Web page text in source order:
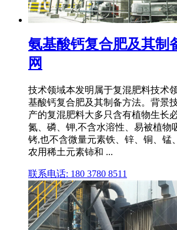
氨基酸钙复合肥及其制
网
技术领域本发明属于复混肥料技术
基酸钙复合肥及其制备方法。背景
产的复混肥料大多只含有植物生长
氮、磷、钾,不含水溶性、易被植物
铐,也不含微量元素铁、锌、铜、锰
农用稀土元素铈和 ...
联系电话: 180 3780 8511